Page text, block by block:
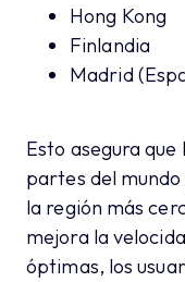
Hong Kong
Finlandia
Madrid
Esto asegura
partes del
la región más
mejora la
óptimas, los